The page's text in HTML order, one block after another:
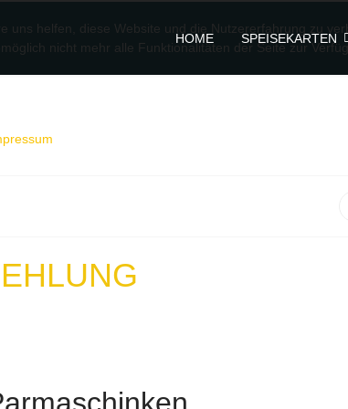
HOME SPEISEKARTEN
helfen, diese Website und die Nutzererfahrung zu
nicht mehr alle Funktionalitäten der Seite zur